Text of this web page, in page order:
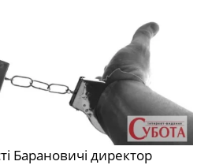
Барановичі директор